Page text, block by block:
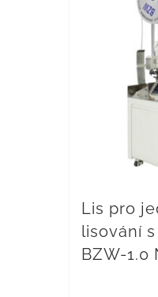
Lis pro
lisování
BZW-1.0